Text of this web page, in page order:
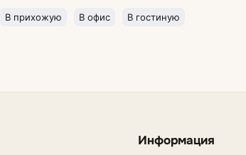
В прихожую В офис В гостиную
Информация